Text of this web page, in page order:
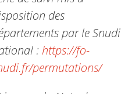
des
par le Snudi
: https://fo-
permutations/